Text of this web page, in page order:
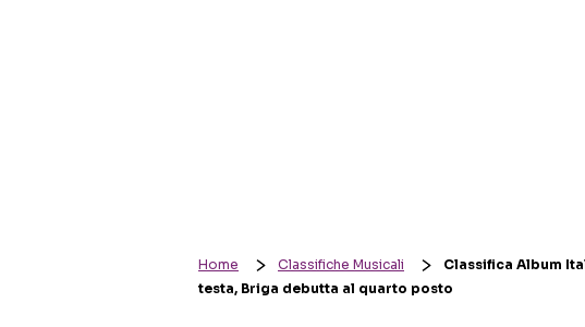
Home Classifiche Musicali
Classifica Album
testa, Briga debutta al quarto posto